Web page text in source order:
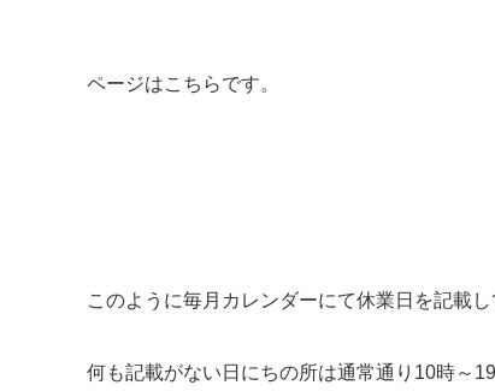
ページはこちらです。
このように毎月カレンダーにて休業日を記載し
何も記載がない日にちの所は通常通り10時～